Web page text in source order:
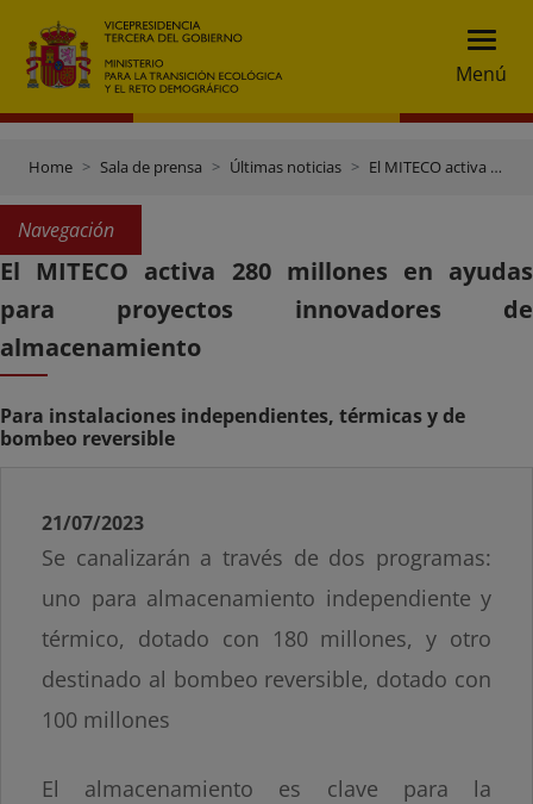
Menú
Home Sala de prensa Últimas noticias El MITECO activa 280 millones en ayudas para proyectos innovadores de almacenamiento
Navegación
El MITECO activa 280 millones en ayudas
para proyectos innovadores de
almacenamiento
Para instalaciones independientes, térmicas y de
bombeo reversible
21/07/2023
Se canalizarán a través de dos programas:
uno para almacenamiento independiente y
térmico, dotado con 180 millones, y otro
destinado al bombeo reversible, dotado con
100 millones
El almacenamiento es clave para la